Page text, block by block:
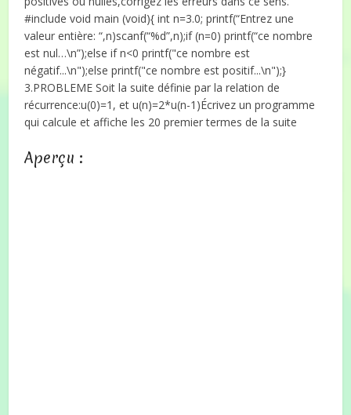
#includevoid main (void){ int n=3.0; printf(“Entrez une
valeur entière: “,n)scanf(“%d”,n);if (n=0) printf(“ce nombre
est nul…\n”);else if n<0 printf("ce nombre est
négatif...\n");else printf("ce nombre est positif...\n");}
3.PROBLEME Soit la suite définie par la relation de
récurrence:u(0)=1, et u(n)=2*u(n-1)Écrivez un programme
qui calcule et affiche les 20 premier termes de la suite
Aperçu :